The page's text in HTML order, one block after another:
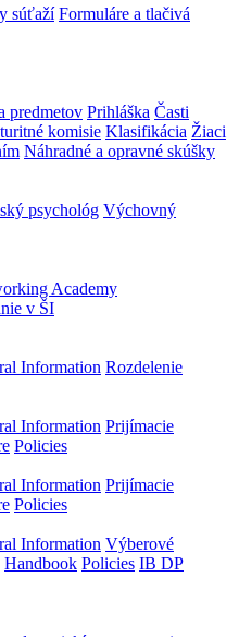
súťaží Formuláre a tlačivá
predmetov Prihláška Časti
komisie Klasifikácia Žiaci
Náhradné a opravné skúšky
psychológ Výchovný
Academy
v ŠI
Information Rozdelenie
Information Prijímacie
Policies
Information Prijímacie
Policies
Information Výberové
Handbook Policies IB DP